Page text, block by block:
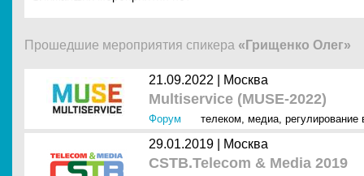
Прошедшие мероприятия спикера «Грищенко Олег»
21.09.2022 | Москва
Multiservice (MUSE-2022)
Форум телеком, медиа,
29.01.2019 | Москва
CSTB.Telecom & Media 2019